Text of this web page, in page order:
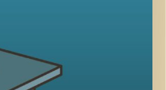
החות’ים, רוסיה, הסכמים,
הכותרות, הרבה אנשים